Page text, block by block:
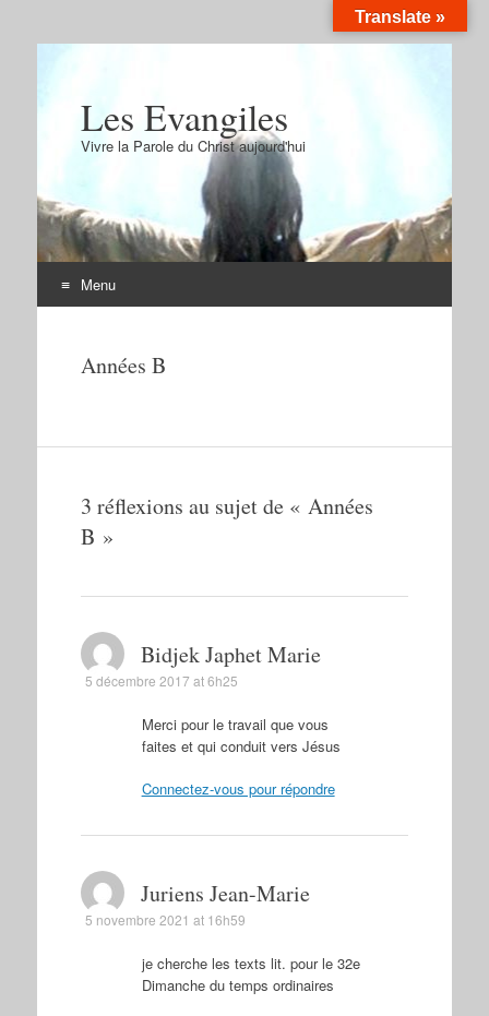
Les Evangiles
Vivre la Parole du Christ aujourd'hui
Menu
contenuAnnées B
3 réflexions au sujet de « Années
B »
Bidjek Japhet Marie
5 décembre 2017 at 6h25
Merci pour le travail que vous
faites et qui conduit vers Jésus
Connectez-vous pour répondre
Juriens Jean-Marie
5 novembre 2021 at 16h59
je cherche les texts lit. pour le 32e
Dimanche du temps ordinaires
Translate »